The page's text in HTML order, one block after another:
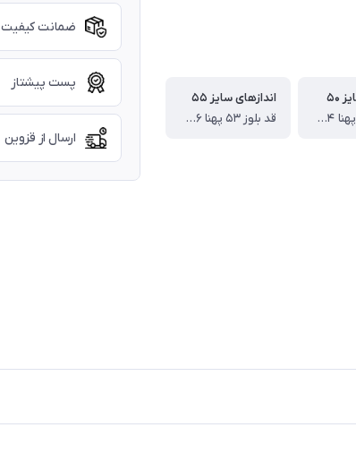
۵۰
قد بلوز ۴۸ پهنا ۳۴قد آستین ۴۲ قد شلوار ۷۲سانت
اندازهای سایز ۵۵
قد بلوز ۵۳ پهنا ۳۶ قد آستین ۴۷ قد شلوار ۷۸ سانت
ضمانت کیفیت
پست پیشتاز
ارسال از قزوین